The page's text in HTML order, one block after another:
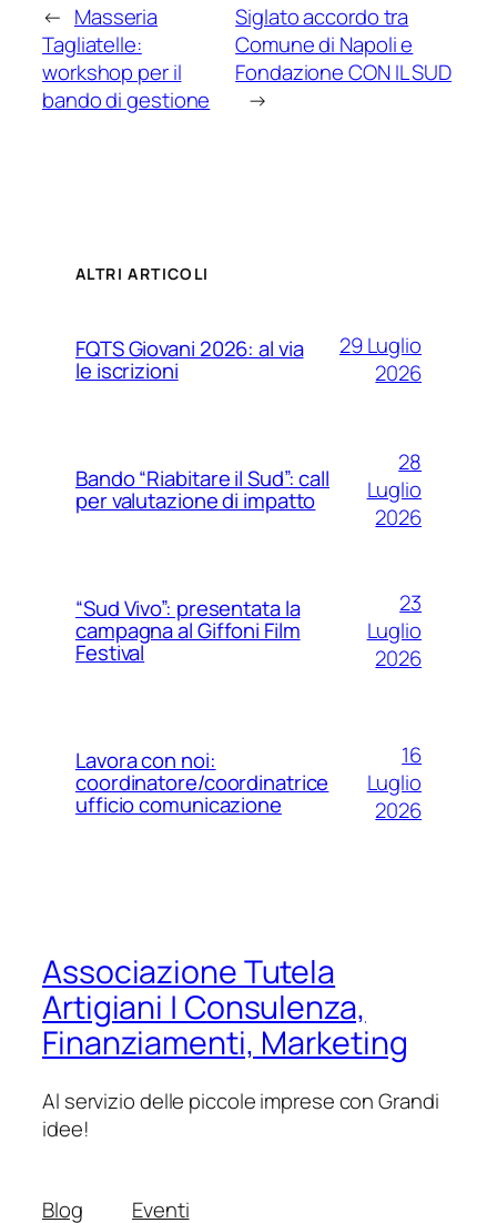
← Masseria
Tagliatelle:
workshop per il
bando di gestione
Siglato accordo tra
Comune di Napoli e
Fondazione CON IL SUD
→
ALTRI ARTICOLI
FQTS Giovani 2026: al via
le iscrizioni
29 Luglio
2026
Bando “Riabitare il Sud”: call
per valutazione di impatto
28
Luglio
2026
“Sud Vivo”: presentata la
campagna al Giffoni Film
Festival
23
Luglio
2026
Lavora con noi:
coordinatore/coordinatrice
ufficio comunicazione
16
Luglio
2026
Associazione Tutela
Artigiani | Consulenza,
Finanziamenti, Marketing
Al servizio delle piccole imprese con Grandi
idee!
Blog
Eventi